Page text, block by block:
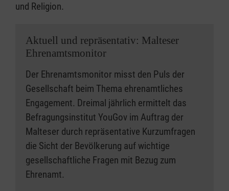
und Religion.
Aktuell und repräsentativ: Malteser
Ehrenamtsmonitor
Der Ehrenamtsmonitor misst den Puls der
Gesellschaft beim Thema ehrenamtliches
Engagement. Dreimal jährlich ermittelt das
Befragungsinstitut YouGov im Auftrag der
Malteser durch repräsentative Kurzumfragen
die Sicht der Bevölkerung auf wichtige
gesellschaftliche Fragen mit Bezug zum
Ehrenamt.